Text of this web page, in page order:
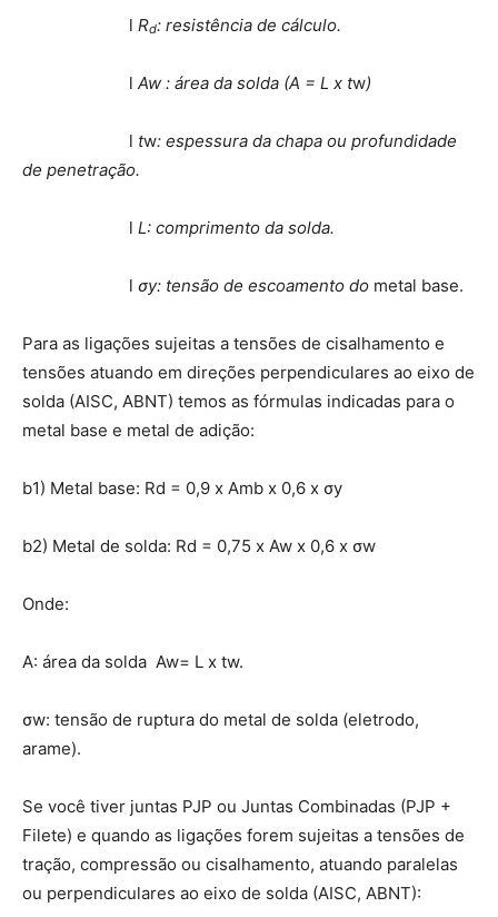
l Rd: resistência de cálculo.
l Aw : área da solda (A = L x tw)
l tw: espessura da chapa ou profundidade
de penetração.
l L: comprimento da solda.
l σy: tensão de escoamento do metal base.
Para as ligações sujeitas a tensões de cisalhamento e
tensões atuando em direções perpendiculares ao eixo de
solda (AISC, ABNT) temos as fórmulas indicadas para o
metal base e metal de adição:
b1) Metal base: Rd = 0,9 x Amb x 0,6 x σy
b2) Metal de solda: Rd = 0,75 x Aw x 0,6 x σw
Onde:
A: área da solda Aw= L x tw.
σw: tensão de ruptura do metal de solda (eletrodo,
arame).
Se você tiver juntas PJP ou Juntas Combinadas (PJP +
Filete) e quando as ligações forem sujeitas a tensões de
tração, compressão ou cisalhamento, atuando paralelas
ou perpendiculares ao eixo de solda (AISC, ABNT):